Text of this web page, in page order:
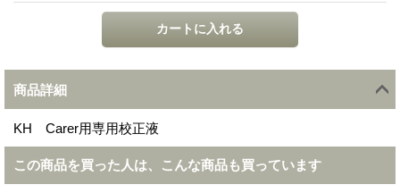
商品詳細
KH Carer用専用校正液
この商品を買った人は、こんな商品も買っています